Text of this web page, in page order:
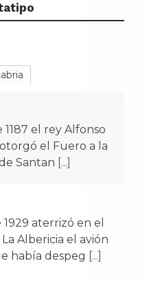
1187 el rey Alfonso
el Fuero a la
Santan [...]
aterrizó en el
Albericia el avión
había despeg [...]